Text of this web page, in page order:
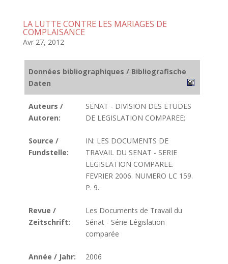
LA LUTTE CONTRE LES MARIAGES DE
COMPLAISANCE
Avr 27, 2012
Données bibliographiques / Bibliografische
Daten
Auteurs /
Autoren:
SENAT - DIVISION DES ETUDES
DE LEGISLATION COMPAREE;
Source /
Fundstelle:
IN: LES DOCUMENTS DE
TRAVAIL DU SENAT - SERIE
LEGISLATION COMPAREE.
FEVRIER 2006. NUMERO LC 159.
P. 9.
Revue /
Zeitschrift:
Les Documents de Travail du
Sénat - Série Législation
comparée
Année / Jahr: 2006